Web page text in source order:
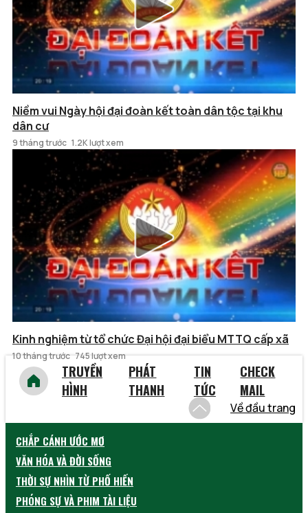
Niềm vui Ngày hội đại đoàn kết toàn dân tộc tại khu
dân cư
9 tháng trước 1.2K lượt xem
Kinh nghiệm từ tổ chức Đại hội đại biểu MTTQ cấp xã
10 tháng trước 745 lượt xem
TRUYỀN
HÌNH
PHÁT
THANH
TIN
TỨC
CHECK
MAIL
Về đầu trang
CHẮP CÁNH ƯỚC MƠ
VĂN HÓA VÀ ĐỜI SỐNG
THỜI SỰ NHÌN TỪ PHỐ HIẾN
PHÓNG SỰ VÀ PHIM TÀI LIỆU